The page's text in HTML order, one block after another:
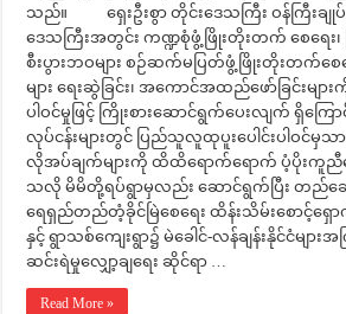
သည်။ ရှေးဦးစွာ တိုင်းဒေသကြီး ဝန်ကြီးချုပ်
ဒေသကြီးအတွင်း ကဏ္ဍစုံဖွံ့ဖြိုးတိုးတက် စေရေး၊
စီးပွားဘဝများ စဉ်ဆက်မပြတ်ဖွံ့ဖြိုးတိုးတက်စေရ
များ ရေးဆွဲခြင်း၊ အကောင်အထည်ဖော်ခြင်းမျ
ပါဝင်မှုဖြင့် ကြိုးစားဆောင်ရွက်ပေးလျက် ရှိကြော
လုပ်ငန်းများတွင် ပြည်သူလူထုပူးပေါင်းပါဝ
လိုအပ်ချက်များကို ထိထိရောက်ရောက် ပံ့ပိုးကူညီဆ
သလို မိမိတို့ရပ်ရွာမှလည်း ဆောင်ရွက်ပြီး တည်ဆေ
ရေရှည်တည်တံ့ခိုင်မြဲစေရေး ထိန်းသိမ်းစောင့်ရှော
နှင့် ရွာသစ်ကျေးရွာ၌ မဲခေါင်-လန်ချန်းနိုင်ငံများ
ဆင်းရဲမှုလျှော့ချရေး ဆိုင်ရာ …
Read More »